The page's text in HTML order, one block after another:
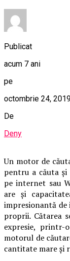
Publicat
acum 7 ani
pe
octombrie 24,
De
Deny
Un motor de
pentru a căuta și
pe internet sau
are și
impresionantă
proprii. Cătarea
expresie,
motorul de
cantitate mare și